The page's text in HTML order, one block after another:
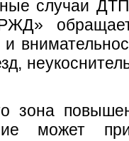
случаи
и
зона
может